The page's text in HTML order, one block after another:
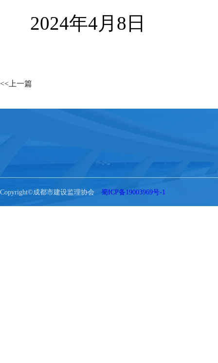
2024年4月 8 日
<<上一篇
Copyright©成都市建设监理协会 蜀ICP备19003969号-1